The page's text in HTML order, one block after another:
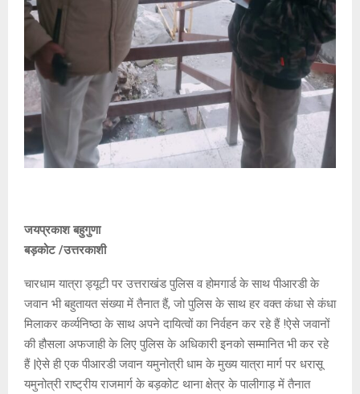
जयप्रकाश बहुगुणा
बड़कोट /उत्तरकाशी
चारधाम यात्रा ड्यूटी पर उत्तराखंड पुलिस व होमगार्ड के साथ पीआरडी के
जवान भी बहुतायत संख्या में तैनात हैं, जो पुलिस के साथ हर वक्त कंधा से कंधा
मिलाकर कर्व्यनिष्ठा के साथ अपने दायित्वों का निर्वहन कर रहे हैं !ऐसे जवानों
की हौसला अफजाही के लिए पुलिस के अधिकारी इनको सम्मानित भी कर रहे
हैं |ऐसे ही एक पीआरडी जवान यमुनोत्री धाम के मुख्य यात्रा मार्ग पर धरासू
यमुनोत्री राष्ट्रीय राजमार्ग के बड़कोट थाना क्षेत्र के पालीगाड़ में तैनात